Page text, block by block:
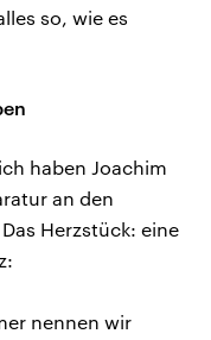
so, wie es
haben Joachim
an den
Herzstück: eine
nennen wir